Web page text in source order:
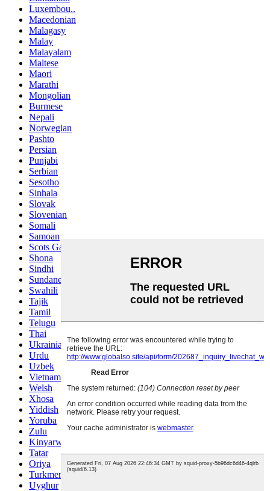
Luxembou..
Macedonian
Malagasy
Malay
Malayalam
Maltese
Maori
Marathi
Mongolian
Burmese
Nepali
Norwegian
Pashto
Persian
Punjabi
Serbian
Sesotho
Sinhala
Slovak
Slovenian
Somali
Samoan
Scots Gaelic
Shona
Sindhi
Sundanese
Swahili
Tajik
Tamil
Telugu
Thai
Ukrainian
Urdu
Uzbek
Vietnamese
Welsh
Xhosa
Yiddish
Yoruba
Zulu
Kinyarwanda
Tatar
Oriya
Turkmen
Uyghur